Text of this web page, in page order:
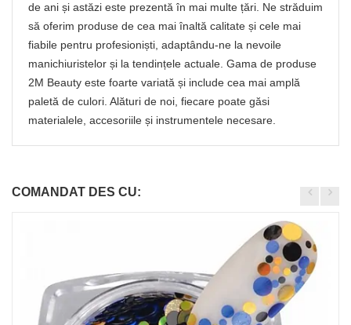
de ani și astăzi este prezentă în mai multe țări. Ne străduim
să oferim produse de cea mai înaltă calitate și cele mai
fiabile pentru profesioniști, adaptându-ne la nevoile
manichiuristelor și la tendințele actuale. Gama de produse
2M Beauty este foarte variată și include cea mai amplă
paletă de culori. Alături de noi, fiecare poate găsi
materialele, accesoriile și instrumentele necesare.
COMANDAT DES CU: